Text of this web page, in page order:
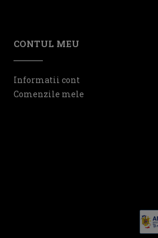
CONTUL MEU
Informatii cont
Comenzile mele